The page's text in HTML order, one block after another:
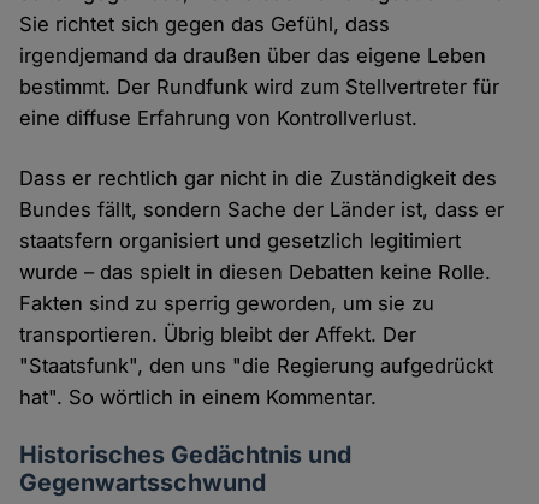
Sie richtet sich gegen das Gefühl, dass
irgendjemand da draußen über das eigene Leben
bestimmt. Der Rundfunk wird zum Stellvertreter für
eine diffuse Erfahrung von Kontrollverlust.
Dass er rechtlich gar nicht in die Zuständigkeit des
Bundes fällt, sondern Sache der Länder ist, dass er
staatsfern organisiert und gesetzlich legitimiert
wurde – das spielt in diesen Debatten keine Rolle.
Fakten sind zu sperrig geworden, um sie zu
transportieren. Übrig bleibt der Affekt. Der
"Staatsfunk", den uns "die Regierung aufgedrückt
hat". So wörtlich in einem Kommentar.
Historisches Gedächtnis und
Gegenwartsschwund